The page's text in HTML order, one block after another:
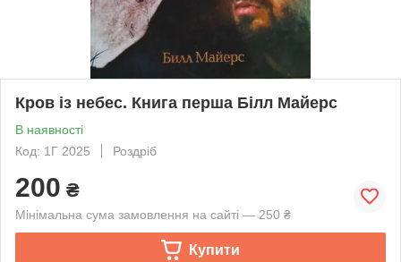
Кров із небес. Книга перша Білл Майерс
В наявності
Код: 1Г 2025
Роздріб
200 ₴
Мінімальна сума замовлення на сайті — 250 ₴
Купити